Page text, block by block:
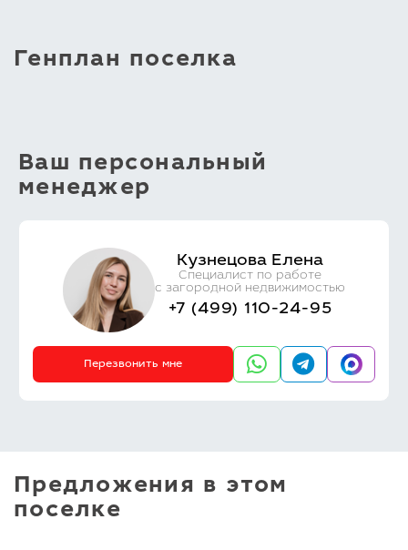
Генплан поселка
Ваш персональный
менеджер
Кузнецова Елена
Специалист по работе
с загородной недвижимостью
+7 (499) 110-24-95
Перезвонить мне
Предложения в этом
поселке